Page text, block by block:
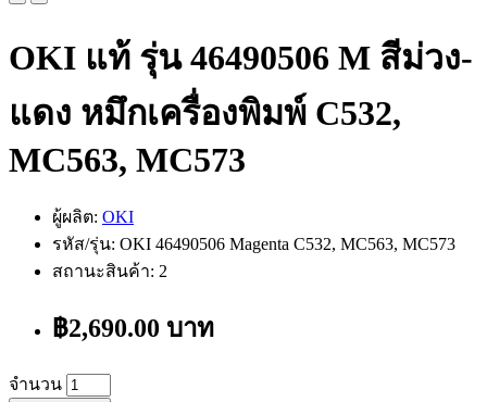
OKI แท้ รุ่น 46490506 M สีม่วง-
แดง หมึกเครื่องพิมพ์ C532,
MC563, MC573
ผู้ผลิต: OKI
รหัส/รุ่น: OKI 46490506 Magenta C532, MC563, MC573
สถานะสินค้า: 2
฿2,690.00 บาท
จำนวน